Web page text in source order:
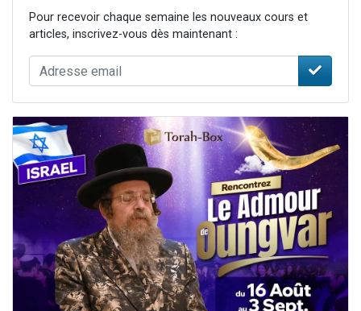
Pour recevoir chaque semaine les nouveaux cours et
articles, inscrivez-vous dès maintenant :